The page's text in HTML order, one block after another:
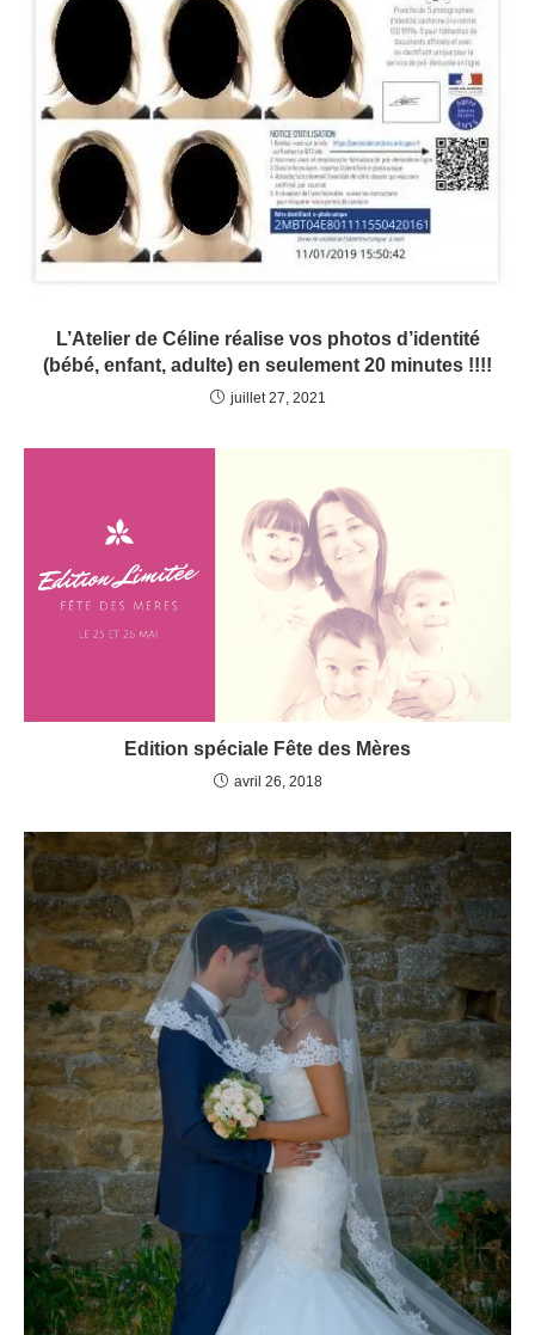
L’Atelier de Céline réalise vos photos d’identité
(bébé, enfant, adulte) en seulement 20 minutes !!!!
juillet 27, 2021
Edition spéciale Fête des Mères
avril 26, 2018